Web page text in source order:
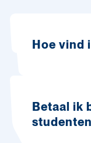
Hoe vind
Betaal ik